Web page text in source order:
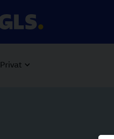
Privat